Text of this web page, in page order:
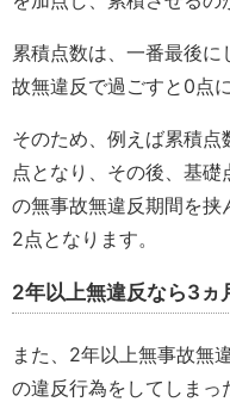
累積点数は、一番最後
故無違反で過ごすと0点
そのため、例えば累積
点となり、その後、基
の無事故無違反期間を
2点となります。
2年以上無違反なら3ヵ
また、2年以上無事故無
の違反行為をしてしま